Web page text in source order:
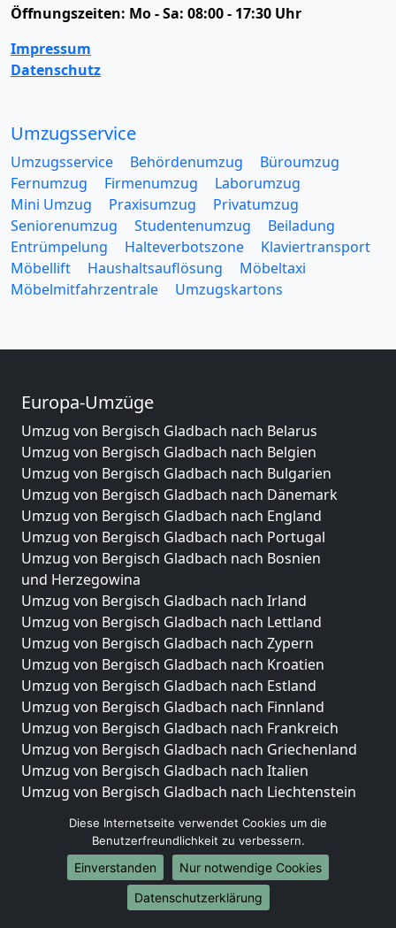
Öffnungszeiten: Mo - Sa: 08:00 - 17:30 Uhr
Impressum
Datenschutz
Umzugsservice
Umzugsservice Behördenumzug
Büroumzug
Fernumzug
Firmenumzug
Laborumzug
Mini Umzug
Praxisumzug
Privatumzug
Seniorenumzug
Studentenumzug
Beiladung
Entrümpelung
Halteverbotszone
Klaviertransport
Möbellift
Haushaltsauflösung
Möbeltaxi
Möbelmitfahrzentrale
Umzugskartons
Europa-Umzüge
Umzug von Bergisch Gladbach nach Belarus
Umzug von Bergisch Gladbach nach Belgien
Umzug von Bergisch Gladbach nach Bulgarien
Umzug von Bergisch Gladbach nach Dänemark
Umzug von Bergisch Gladbach nach England
Umzug von Bergisch Gladbach nach Portugal
Umzug von Bergisch Gladbach nach Bosnien
und Herzegowina
Umzug von Bergisch Gladbach nach Irland
Umzug von Bergisch Gladbach nach Lettland
Umzug von Bergisch Gladbach nach Zypern
Umzug von Bergisch Gladbach nach Kroatien
Umzug von Bergisch Gladbach nach Estland
Umzug von Bergisch Gladbach nach Finnland
Umzug von Bergisch Gladbach nach Frankreich
Umzug von Bergisch Gladbach nach Griechenland
Umzug von Bergisch Gladbach nach Italien
Umzug von Bergisch Gladbach nach Liechtenstein
Umzug von Bergisch Gladbach nach Niederlande
Umzug von Bergisch Gladbach nach Norwegen
Umzüge-Deutschlandweit
Diese Internetseite verwendet Cookies um die
Benutzerfreundlichkeit zu verbessern.
Einverstanden
Nur notwendige Cookies
Datenschutzerklärung